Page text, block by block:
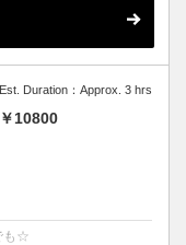
Est. Duration：Approx. 3 hrs
10800
も☆